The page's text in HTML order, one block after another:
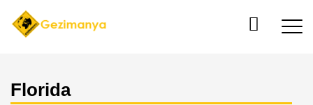
Florida